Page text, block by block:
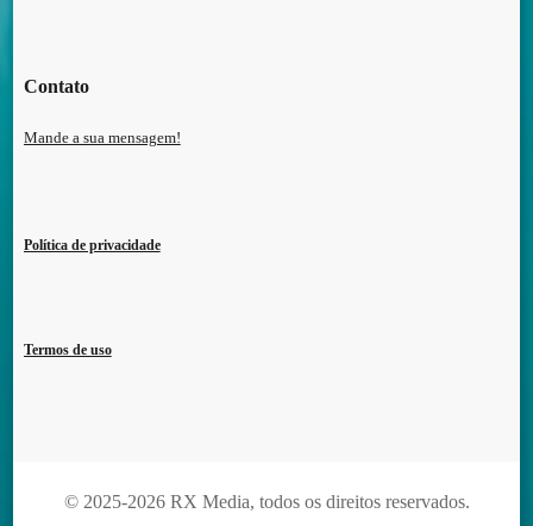
Contato
Mande a sua mensagem!
Política de privacidade
Termos de uso
© 2025-2026 RX Media, todos os direitos reservados.